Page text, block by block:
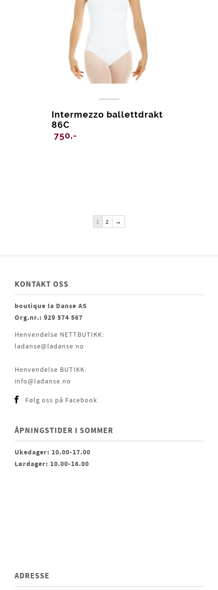
Intermezzo ballettdrakt
86C
750,-
1 2 →
KONTAKT OSS
boutique la Danse AS
Org.nr.: 929 574 567
Henvendelse NETTBUTIKK:
ladanse@ladanse.no
Henvendelse BUTIKK:
info@ladanse.no
Følg oss på Facebook
ÅPNINGSTIDER I SOMMER
Ukedager: 10.00-17.00
Lørdager: 10.00-16.00
ADRESSE